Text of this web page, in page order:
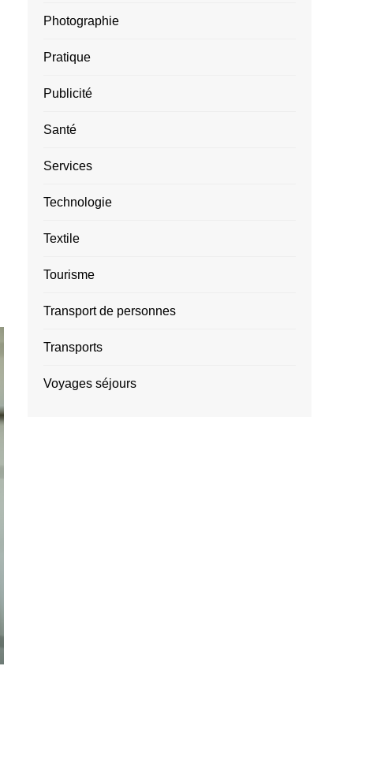
Photographie
Pratique
Publicité
Santé
Services
Technologie
Textile
Tourisme
Transport de personnes
Transports
Voyages séjours